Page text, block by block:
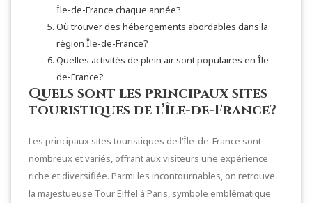
Île-de-France chaque année?
Où trouver des hébergements abordables dans la
région Île-de-France?
Quelles activités de plein air sont populaires en Île-
de-France?
Quels sont les principaux sites
touristiques de l’Île-de-France?
Les principaux sites touristiques de l’Île-de-France sont
nombreux et variés, offrant aux visiteurs une expérience
riche et diversifiée. Parmi les incontournables, on retrouve
la majestueuse Tour Eiffel à Paris, symbole emblématique